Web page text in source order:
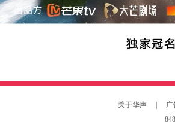
关于华声 广